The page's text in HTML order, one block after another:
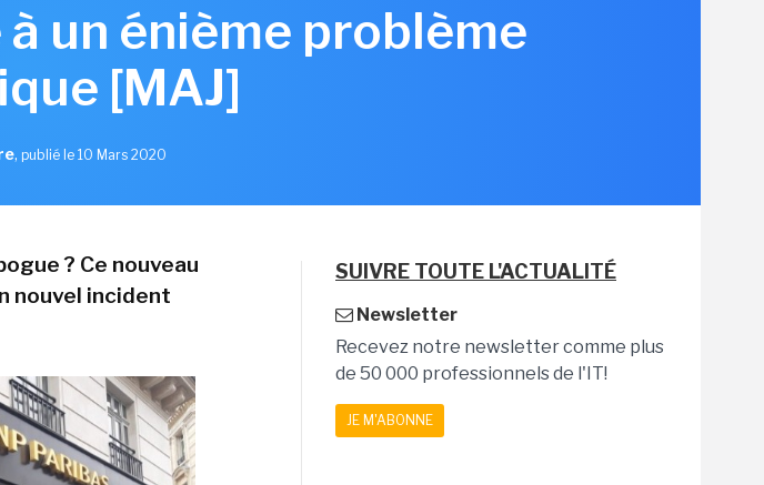
un énième problème
[MAJ]
, publié le 10 Mars 2020
? Ce nouveau
nouvel incident
SUIVRE TOUTE L'ACTUALITÉ
Newsletter
Recevez notre newsletter comme plus
de 50 000 professionnels de l'IT!
JE M'ABONNE